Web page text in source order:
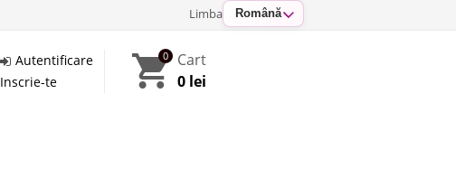
Limba Română
Autentificare
Inscrie-te
0
Cart
0 lei